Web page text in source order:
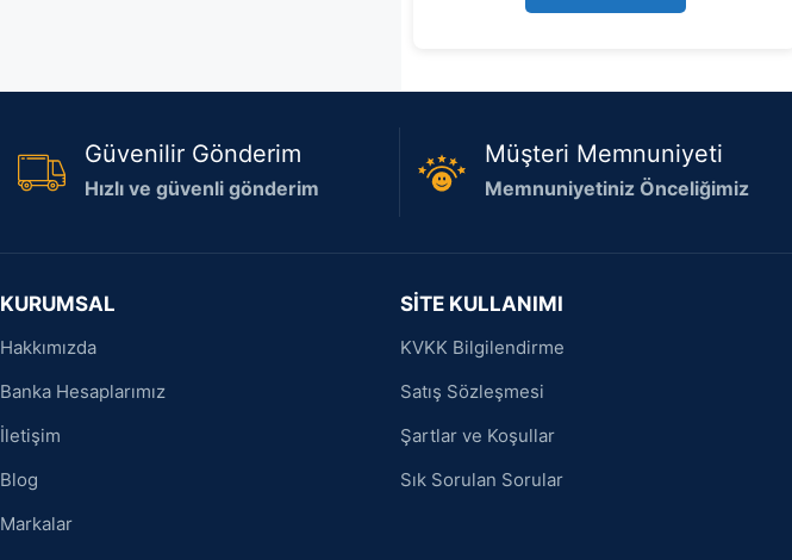
Güvenilir Gönderim
Hızlı ve güvenli gönderim
Müşteri Memnuniyeti
Memnuniyetiniz Önceliğimiz
KURUMSAL
Hakkımızda
Banka Hesaplarımız
İletişim
Blog
Markalar
SİTE KULLANIMI
KVKK Bilgilendirme
Satış Sözleşmesi
Şartlar ve Koşullar
Sık Sorulan Sorular